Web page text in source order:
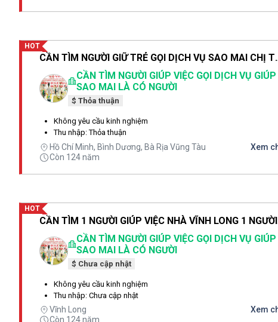
CẦN TÌM NGƯỜI GIỮ
CẦN TÌM NGƯỜI GIÚP VIỆC GỌI DỊCH VỤ GIÚP
SAO MAI LÀ CÓ NGƯỜI
$ Thỏa thuận
Không yêu cầu kinh nghiệm
Thu nhập: Thỏa thuận
Hồ Chí Minh, Bình Dương, Bà Rịa Vũng Tàu
Còn 124 năm
Xem
HOT
CẦN TÌM NGƯỜI GIÚP VIỆC GỌI DỊCH VỤ GIÚP
SAO MAI LÀ CÓ NGƯỜI
$ Chưa cập nhật
Không yêu cầu kinh nghiệm
Thu nhập: Chưa cập nhật
Vĩnh Long
Còn 124 năm
Xem
HOT